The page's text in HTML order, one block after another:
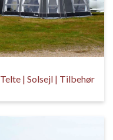
Telte | Solsejl | Tilbehør